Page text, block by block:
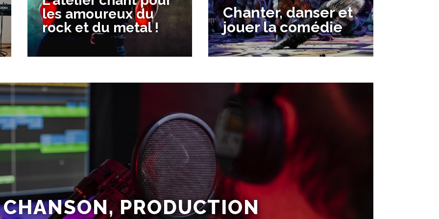
les amoureux du
rock et du metal !
Atelier chant
Un atelier qui dépotte pour
bosser ta voix rock et metal !
Chanter, danser et
jouer la comédie
Cours de chant
collectif
✨ Chanter, jouer et danser !
Cours collectif
A partir de 11 ans
PRODUCTION